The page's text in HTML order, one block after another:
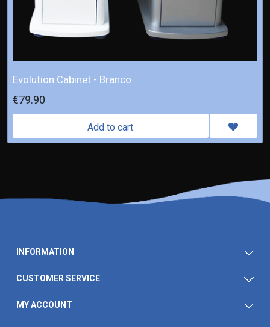
Evolution Cabinet - Branco
€79.90
Add to cart
INFORMATION
CUSTOMER SERVICE
MY ACCOUNT